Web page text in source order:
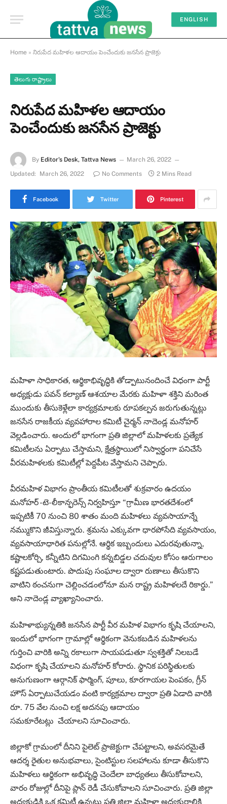
ENGLISH
Home » నిరుపేద మహిళల ఆదాయం పెంచేందుకు జనసేన ప్రాజెక్టు
తెలుగు రాష్ట్రాలు
నిరుపేద మహిళల ఆదాయం
పెంచేందుకు జనసేన ప్రాజెక్టు
By Editor's Desk, Tattva News
March 26, 2022
Updated:
March 26, 2022 No Comments 2 Mins Read
Facebook Twitter Pinterest
మహిళా సాధికారత, ఆర్థికాభివృద్ధికి తోడ్పాటునందించే విధంగా పార్టీ
అధ్యక్షుడు పవన్‌ కల్యాణ్‌ ఆశయాల మేరకు మహిళా శక్తిని మరింత
ముందుకు తీసుకెళ్లేలా కార్యక్రమాలకు రూపకల్పన జరుగుతున్నట్లు
జనసేన రాజకీయ వ్యవహారాల కమిటీ చైర్మన్ నాదెండ్ల మనోహర్
వెల్లడించారు. అందులో భాగంగా ప్రతి జిల్లాలో మహిళలకు ప్రత్యేక
కమిటీలను ఏర్పాటు చేస్తామని, క్షేత్రస్థాయిలో నిస్వార్థంగా పనిచేసే
వీరమహిళలకు కమిటీల్లో పెద్దపీట వేస్తామని చెప్పారు.
వీరమహిళ విభాగం ప్రాంతీయ కమిటీలతో శుక్రవారం ఉదయం
మనోహర్‌ -టె-లీకాన్ఫరెన్స్‌ నిర్వహిస్తూ “గ్రామీణ భారతదేశంలో
ఇప్పటికీ 70 నుంచి 80 శాతం మంది మహిళలు వ్యవసాయాన్నే
నమ్ముకొని జీవిస్తున్నారు. శ్రమను ఎక్కువగా ధారపోసేది వ్యవసాయం,
వ్యవసాయాధారిత పనుల్లోనే. ఆర్థిక ఇబ్బందులు ఎదురవుతున్నా,
కష్టాలకోర్చి, కన్నీటిని దిగమింగి కన్నబిడ్డల చదువుల కోసం ఆరుగాలం
కష్టపడుతుంటారు. పొదుపు సంఘాల ద్వారా రుణాలు తీసుకొని
వాటిని ఠంచనుగా చెల్లించడంలోనూ మన రాష్ట్ర మహిళలదే రికార్డు.”
అని నాదెండ్ల వ్యాఖ్యానించారు.
మహిళాభ్యున్నతికి జనసేన పార్టీ వీర మహిళ విభాగం కృషి చేయాలని,
ఇందులో భాగంగా గ్రామాల్లో ఆర్థికంగా వెనుకబడిన మహిళలను
గుర్తించి వారికి అన్ని రకాలుగా సాయపడుతూ స్వశక్తితో నిలబడే
విధంగా కృషి చేయాలని మనోహర్‌ కోరారు. స్థానిక పరిస్థితులకు
అనుగుణంగా ఆర్గానిక్‌ ఫార్మింగ్‌, పూలు, కూరగాయల పెంపకం, గ్రీన్‌
హౌస్‌ ఏర్పాటుచేయడం వంటి కార్యక్రమాల ద్వారా ప్రతి ఏడాది వారికి
రూ. 75 వేల నుంచి లక్ష అదనపు ఆదాయం
సమకూరేటట్లు చేయాలని సూచించారు.
జిల్లాకో గ్రామంలో దీనిని పైలెట్‌ ప్రాజెక్టుగా చేపట్టాలని, అవసరమైతే
ఆదర్శ రైతుల అనుభవాలు, సైంటిస్టుల సలహాలను కూడా తీసుకొని
మహిళలు ఆర్థికంగా అభివృద్ధి చెందేలా బాధ్యతలు తీసుకోవాలని,
వారం రోజుల్లో దీనిపై ప్లాన్‌ రెడీ చేసుకోవాలని సూచించారు. ప్రతి జిల్లా
అధ్యక్షుడికి ఒక కమిటీ ఉన్నట్లు ప్రతి జిల్లా మహిళా అధ్యక్షురాలికి